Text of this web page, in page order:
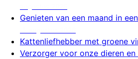
Genieten van een maand in
Kattenliefhebber met groene
Verzorger voor onze dieren